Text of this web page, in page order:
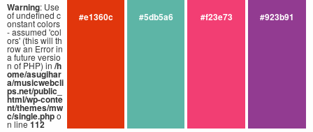
Warning: Use
of undefined c
onstant colors
- assumed 'col
ors' (this will th
row an Error in
a future versio
n of PHP) in /h
ome/asugihar
a/musicwebcli
ps.net/public_
html/wp-conte
nt/themes/mw
c/single.phpo
n line112
#e1360c #5db5a6 #f23e73 #923b91